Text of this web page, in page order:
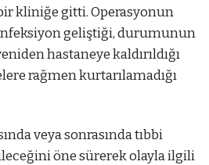
kliniğe gitti. Operasyonun
geliştiği, durumunun
hastaneye kaldırıldığı
rağmen kurtarılamadığı
veya sonrasında tıbbi
öne sürerek olayla ilgili